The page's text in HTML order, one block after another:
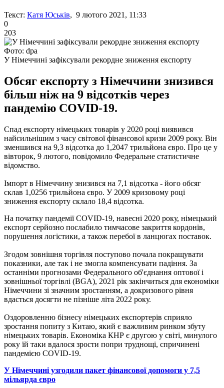
Текст: Катя Юськів, 9 лютого 2021, 11:33
0
203
Фото: dpa
У Німеччині зафіксували рекордне зниження експорту
Обсяг експорту з Німеччини знизився
більш ніж на 9 відсотків через
пандемію COVID-19.
Спад експорту німецьких товарів у 2020 році виявився
найсильнішим з часу світової фінансової кризи 2009 року. Він
зменшився на 9,3 відсотка до 1,2047 трильйона євро. Про це у
вівторок, 9 лютого, повідомило Федеральне статистичне
відомство.
Імпорт в Німеччину знизився на 7,1 відсотка - його обсяг
склав 1,0256 трильйона євро. У 2009 кризовому році
зниження експорту склало 18,4 відсотка.
На початку пандемії COVID-19, навесні 2020 року, німецький
експорт серйозно послабило тимчасове закриття кордонів,
порушення логістики, а також перебої в ланцюгах поставок.
Згодом зовнішня торгівля поступово почала покращувати
показники, але так і не змогла компенсувати падіння. За
останніми прогнозами Федерального об'єднання оптової і
зовнішньої торгівлі (BGA), 2021 рік закінчиться для економіки
Німеччини зі значним зростанням, а докризового рівня
вдасться досягти не пізніше літа 2022 року.
Оздоровленню бізнесу німецьких експортерів сприяло
зростання попиту з Китаю, який є важливим ринком збуту
німецьких товарів. Економіка КНР є другою у світі, минулого
року їй таки вдалося зрости попри труднощі, спричинені
пандемією COVID-19.
У Німеччині узгодили пакет фінансової допомоги у 7,5
мільярда євро